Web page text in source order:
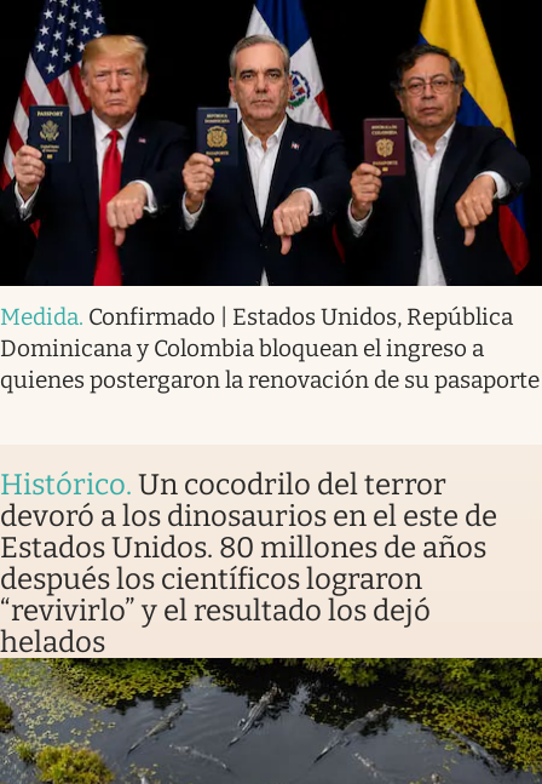
Medida. Confirmado | Estados Unidos, República
Dominicana y Colombia bloquean el ingreso a
quienes postergaron la renovación de su pasaporte
Histórico. Un cocodrilo del terror
devoró a los dinosaurios en el este de
Estados Unidos. 80 millones de años
después los científicos lograron
“revivirlo” y el resultado los dejó
helados